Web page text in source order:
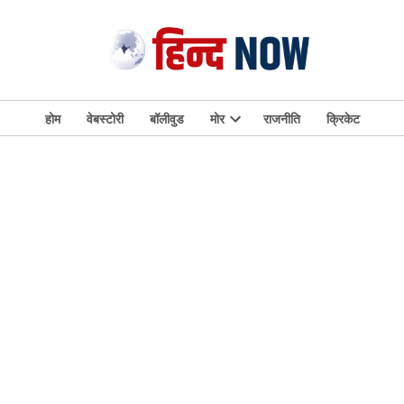
होम वेबस्टोरी बॉलीवुड मोर
Open
राजनीति क्रिकेट